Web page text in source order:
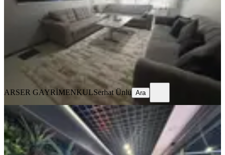
3+1· 135 m²·2. Kat·06.05.2026
4.995.000 ₺
ARSER GAYRİMENKUL Serhat Ünlü
ARSER GAYRİMENKULSerhat Ünlü Ara
SIFIR BİNA
Keşif Gayrimenkulden/ Lüks
Sitede/full Yapılı/iskanlı/sıfır/4+1
Mamak, Şehit Cengiz Topel Mahallesi